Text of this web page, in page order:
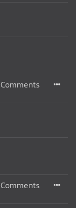
Comments
Comments